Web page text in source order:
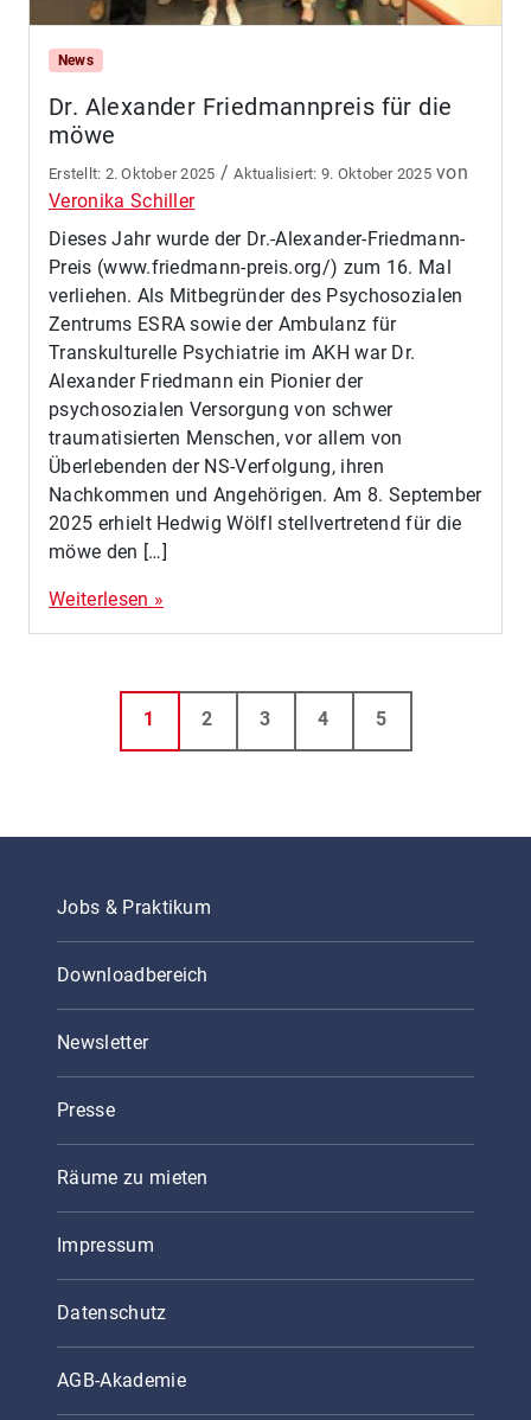
News
Dr. Alexander Friedmannpreis für die
möwe
2. Oktober 2025 / 9. Oktober 2025von
Veronika Schiller
Dieses Jahr wurde der Dr.-Alexander-Friedmann-
Preis (www.friedmann-preis.org/) zum 16. Mal
verliehen. Als Mitbegründer des Psychosozialen
Zentrums ESRA sowie der Ambulanz für
Transkulturelle Psychiatrie im AKH war Dr.
Alexander Friedmann ein Pionier der
psychosozialen Versorgung von schwer
traumatisierten Menschen, vor allem von
Überlebenden der NS-Verfolgung, ihren
Nachkommen und Angehörigen. Am 8. September
2025 erhielt Hedwig Wölfl stellvertretend für die
möwe den […]
Weiterlesen »
Aktuelle Seite
1 Seite
2 Seite
3 Seite
4 Seite
5
Jobs & Praktikum
Downloadbereich
Newsletter
Presse
Räume zu mieten
Impressum
Datenschutz
AGB-Akademie